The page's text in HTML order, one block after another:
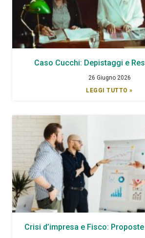
Caso Cucchi: Depistaggi e
26 Giugno 2026
LEGGI TUTTO »
Crisi d’impresa e Fisco: